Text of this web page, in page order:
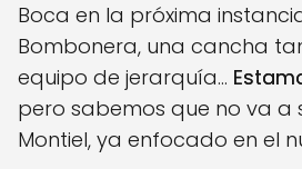
Boca en la próxima
Bombonera, una cancha
equipo de jerarquía...
pero sabemos que no va a
Montiel, ya enfocado en el